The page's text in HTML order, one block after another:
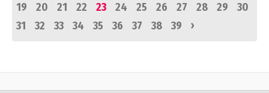
19
20 21 22 23 24 25 26 27 28 29
30
31
32 33 34 35 36 37 38 39 ›